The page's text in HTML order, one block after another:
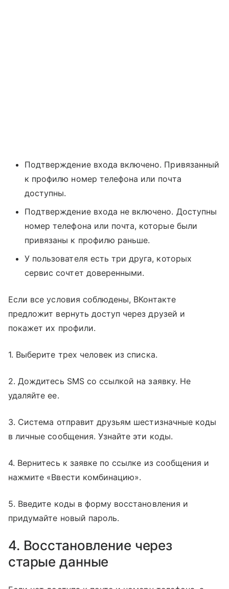
Подтверждение входа включено. Привязанный
к профилю номер телефона или почта
доступны.
Подтверждение входа не включено. Доступны
номер телефона или почта, которые были
привязаны к профилю раньше.
У пользователя есть три друга, которых
сервис сочтет доверенными.
Если все условия соблюдены, ВКонтакте
предложит вернуть доступ через друзей и
покажет их профили.
1. Выберите трех человек из списка.
2. Дождитесь SMS со ссылкой на заявку. Не
удаляйте ее.
3. Система отправит друзьям шестизначные коды
в личные сообщения. Узнайте эти коды.
4. Вернитесь к заявке по ссылке из сообщения и
нажмите «Ввести комбинацию».
5. Введите коды в форму восстановления и
придумайте новый пароль.
4. Восстановление через
старые данные